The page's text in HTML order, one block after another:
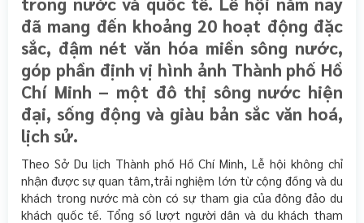
đã mang đến khoảng 20 hoạt động đặc
sắc, đậm nét văn hóa miền sông nước,
góp phần định vị hình ảnh Thành phố Hồ
Chí Minh – một đô thị sông nước hiện
đại, sống động và giàu bản sắc văn hoá,
lịch sử.
Theo Sở Du lịch Thành phố Hồ Chí Minh, Lễ hội không chỉ
nhận được sự quan tâm,trải nghiệm lớn từ cộng đồng và du
khách trong nước mà còn có sự tham gia của đông đảo du
khách quốc tế. Tổng số lượt người dân và du khách tham